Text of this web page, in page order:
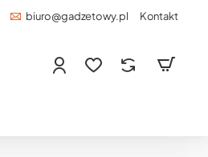
biuro@gadzetowy.pl Kontakt